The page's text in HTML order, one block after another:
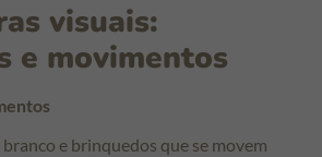
visuais:
e movimentos
e brinquedos que se movem